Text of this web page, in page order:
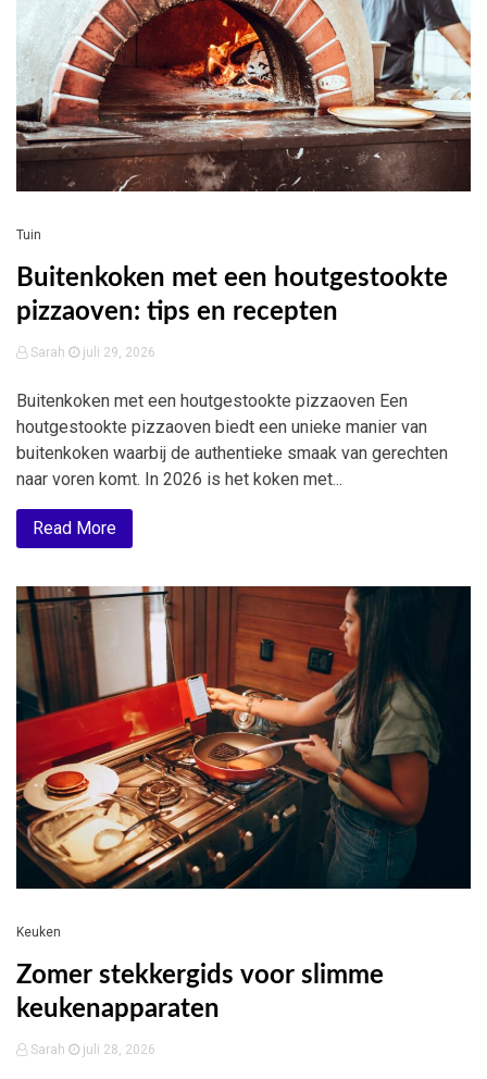
Tuin
Buitenkoken met een houtgestookte
pizzaoven: tips en recepten
Sarah juli 29, 2026
Buitenkoken met een houtgestookte pizzaoven Een
houtgestookte pizzaoven biedt een unieke manier van
buitenkoken waarbij de authentieke smaak van gerechten
naar voren komt. In 2026 is het koken met...
Read More
Keuken
Zomer stekkergids voor slimme
keukenapparaten
Sarah juli 28, 2026